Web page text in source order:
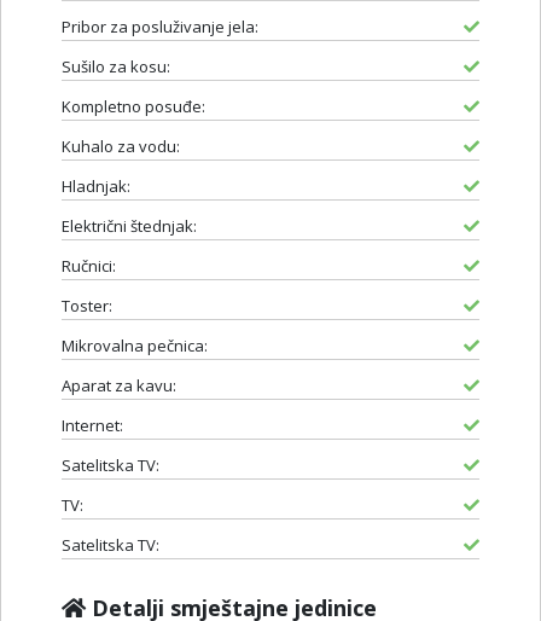
Pribor za posluživanje jela:
Sušilo za kosu:
Kompletno posuđe:
Kuhalo za vodu:
Hladnjak:
Električni štednjak:
Ručnici:
Toster:
Mikrovalna pečnica:
Aparat za kavu:
Internet:
Satelitska TV:
TV:
Satelitska TV:
Detalji smještajne jedinice